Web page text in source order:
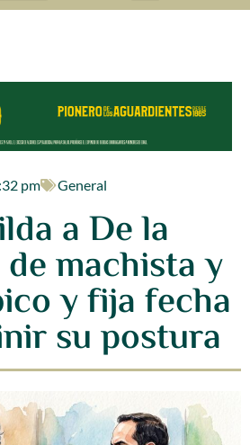
pm General
a De la
machista y
y fija fecha
su postura